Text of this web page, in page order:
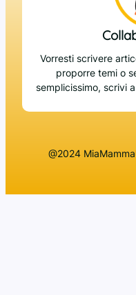
Vorresti scrivere
proporre temi o
semplicissimo, scrivi a
@2024